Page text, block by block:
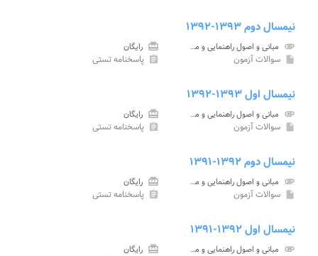
نیمسال دوم ۱۳۹۳-۱۳۹۲
attachment مبانی و اصول راهنمایی و مشاوره پیام نور card_giftcard رایگان
insert_drive_file سوالات آزمون assignment پاسخنامه تستی
نیمسال اول ۱۳۹۳-۱۳۹۲
attachment مبانی و اصول راهنمایی و مشاوره پیام نور card_giftcard رایگان
insert_drive_file سوالات آزمون assignment پاسخنامه تستی
نیمسال دوم ۱۳۹۲-۱۳۹۱
attachment مبانی و اصول راهنمایی و مشاوره پیام نور card_giftcard رایگان
insert_drive_file سوالات آزمون assignment پاسخنامه تستی
نیمسال اول ۱۳۹۲-۱۳۹۱
attachment مبانی و اصول راهنمایی و مشاوره پیام نور card_giftcard رایگان